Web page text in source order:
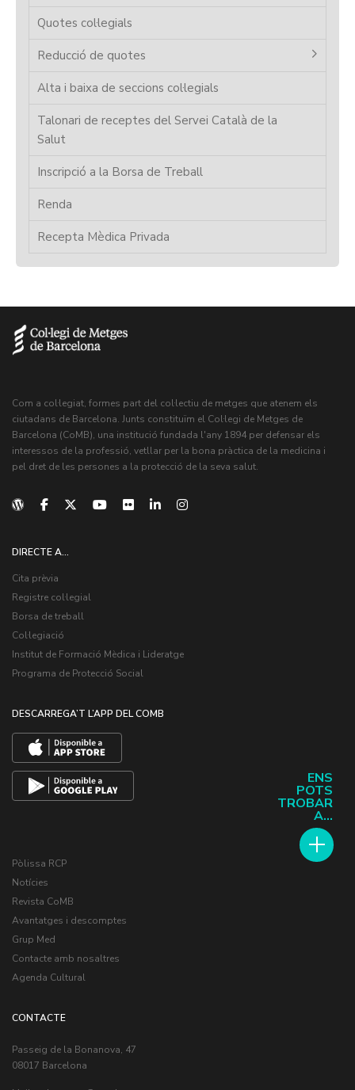
ENS
POTS
TROBAR
A...
Quotes col·legials
Reducció de quotes
Alta i baixa de seccions col·legials
Talonari de receptes del Servei Català de la
Salut
Inscripció a la Borsa de Treball
Renda
Recepta Mèdica Privada
Com a col·legiat, formes part del col·lectiu de metges que atenem els
ciutadans de Barcelona. Junts constituïm el Col·legi de Metges de
Barcelona (CoMB), una institució fundada l'any 1894 per defensar els
interessos de la professió, vetllar per la bona pràctica de la medicina i
pel dret de les persones a la protecció de la seva salut.
DIRECTE A...
Cita prèvia
Registre col·legial
Borsa de treball
Col·legiació
Institut de Formació Mèdica i Lideratge
Programa de Protecció Social
DESCARREGA’T L’APP DEL COMB
Pòlissa RCP
Notícies
Revista CoMB
Avantatges i descomptes
Grup Med
Contacte amb nosaltres
Agenda Cultural
CONTACTE
Passeig de la Bonanova, 47
08017 Barcelona